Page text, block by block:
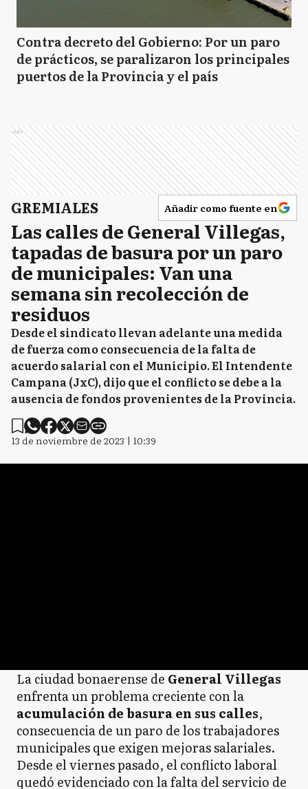
Contra decreto del Gobierno: Por un paro
de prácticos, se paralizaron los principales
puertos de la Provincia y el país
Ads
GREMIALES Añadir como fuente en
Las calles de General Villegas,
tapadas de basura por un paro
de municipales: Van una
semana sin recolección de
residuos
Desde el sindicato llevan adelante una medida
de fuerza como consecuencia de la falta de
acuerdo salarial con el Municipio. El Intendente
Campana (JxC), dijo que el conflicto se debe a la
ausencia de fondos provenientes de la Provincia.
13 de noviembre de 2023 | 10:39
La ciudad bonaerense de General Villegas
enfrenta un problema creciente con la
acumulación de basura en sus calles,
consecuencia de un paro de los trabajadores
municipales que exigen mejoras salariales.
Desde el viernes pasado, el conflicto laboral
quedó evidenciado con la falta del servicio de